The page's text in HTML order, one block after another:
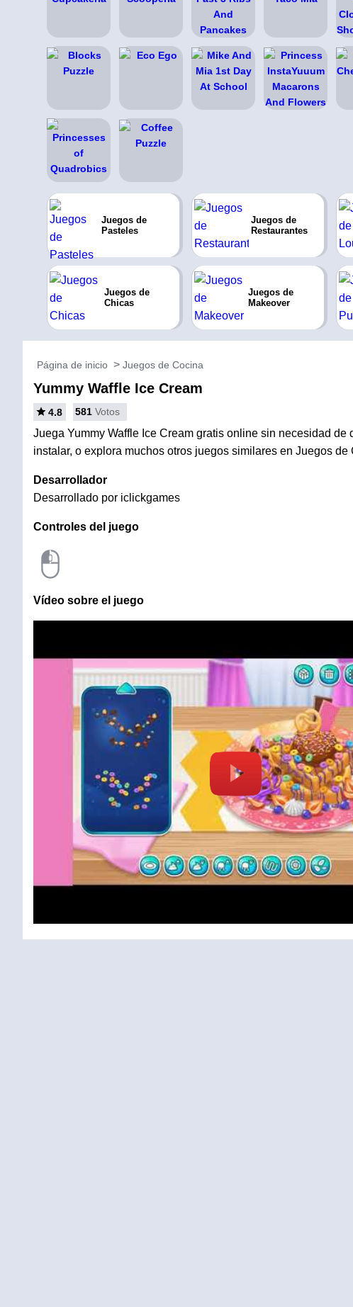
Juegos de
Pasteles
Juegos de
Restaurantes
Juegos de
Chicas
Juegos de
Makeover
Página de inicio Juegos de Cocina
Yummy Waffle Ice Cream
4.8 581 Votos
Juega Yummy Waffle Ice Cream gratis online sin necesidad de
instalar, o explora muchos otros juegos similares en Juegos de
Desarrollador
Desarrollado por iclickgames
Controles del juego
Vídeo sobre el juego